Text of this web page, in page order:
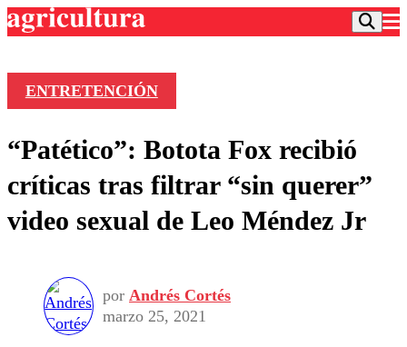
Frecuencias
Agricultura TV
Deportes
Colo Colo
Seleccion Chilena
Torneo Internacional
Entretención
Economía
Internacional
Publicaciones en medios
Opinión
ENTRETENCIÓN
“Patético”: Botota Fox recibió
críticas tras filtrar “sin querer”
video sexual de Leo Méndez Jr
por Andrés Cortés
marzo 25, 2021